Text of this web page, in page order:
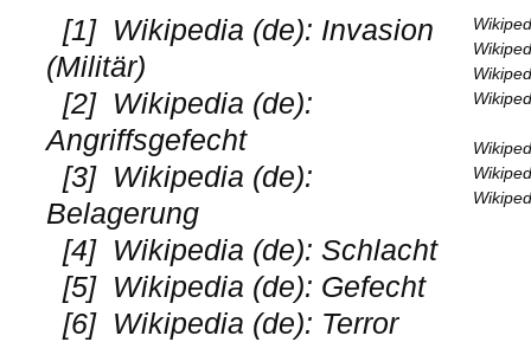
[1] Wikipedia (de): Invasion
(Militär)
[2] Wikipedia (de):
Angriffsgefecht
[3] Wikipedia (de):
Belagerung
[4] Wikipedia (de): Schlacht
[5] Wikipedia (de): Gefecht
[6] Wikipedia (de): Terror